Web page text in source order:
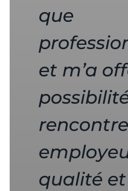
que
et m’a
qualité